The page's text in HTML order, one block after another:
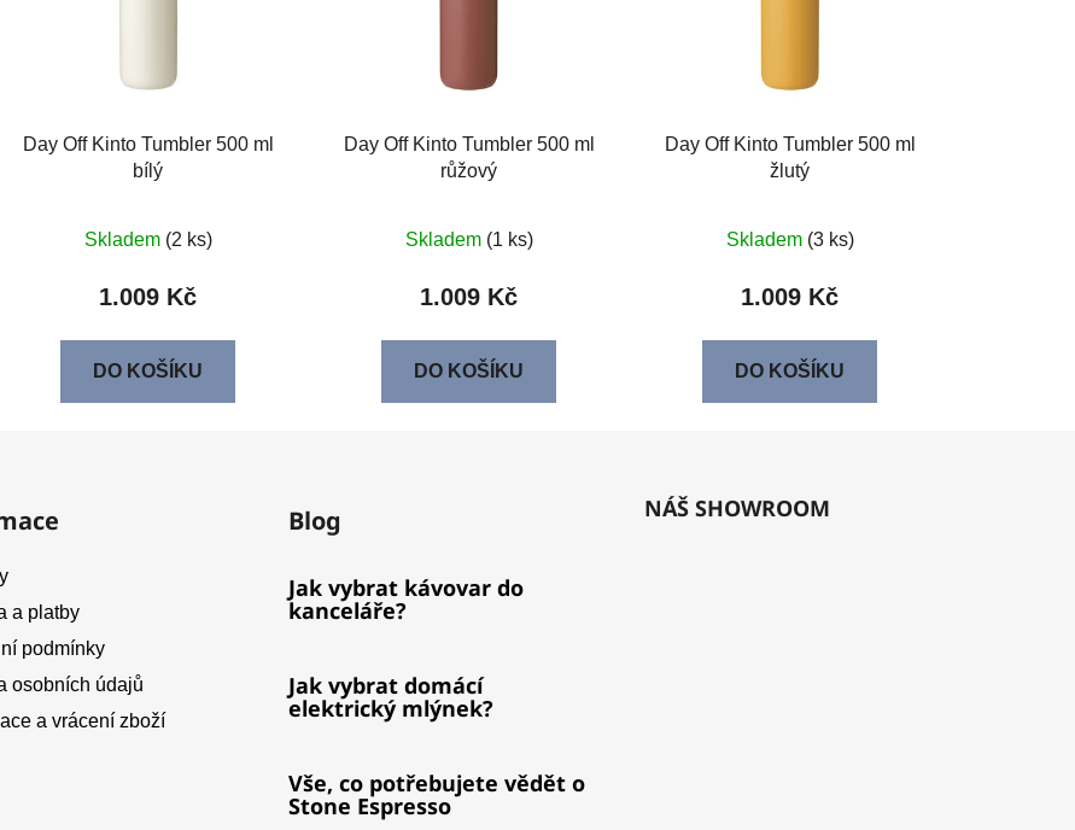
Day Off Kinto Tumbler 500 ml
bílý
Skladem (2 ks)
1.009 Kč
DO KOŠÍKU
Day Off Kinto Tumbler 500 ml
růžový
Skladem (1 ks)
1.009 Kč
DO KOŠÍKU
Day Off Kinto Tumbler 500 ml
žlutý
Skladem (3 ks)
1.009 Kč
DO KOŠÍKU
a platby
podmínky
osobních údajů
a vrácení zboží
Blog
Jak vybrat kávovar do
kanceláře?
Jak vybrat domácí
elektrický mlýnek?
Vše, co potřebujete vědět o
Stone Espresso
NÁŠ SHOWROOM